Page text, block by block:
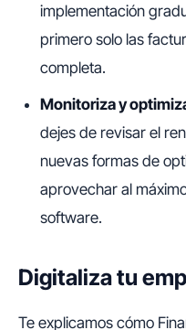
implementación
primero solo las
completa.
Monitoriza y
dejes de revisar el
nuevas formas de
aprovechar al
software.
Digitaliza tu
Te explicamos cómo